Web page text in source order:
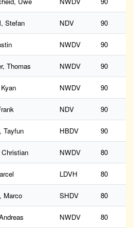
Stefan NDV 90
NWDV 90
Thomas NWDV 90
NWDV 90
NDV 90
Tayfun HBDV 90
NWDV 80
LDVH 80
Marco SHDV 80
NWDV 80